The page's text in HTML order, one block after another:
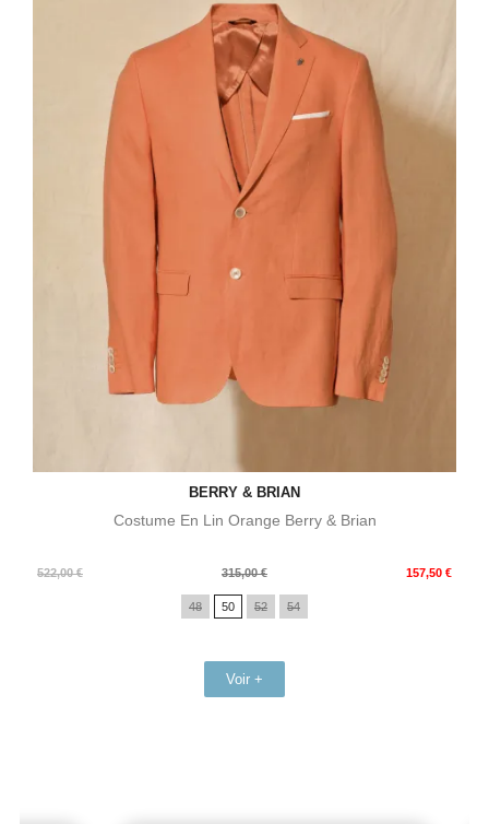
BERRY & BRIAN
Costume En Lin Orange Berry & Brian
522,00 €
Prix
315,00 € 157,50 €
Prix
48 50 52 54
Voir +